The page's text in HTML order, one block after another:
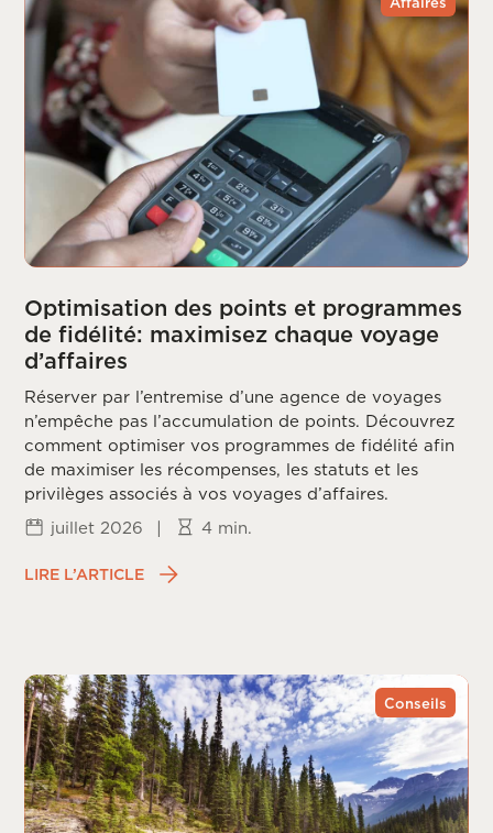
Optimisation des points et programmes
de fidélité: maximisez chaque voyage
d’affaires
Réserver par l’entremise d’une agence de voyages
n’empêche pas l’accumulation de points. Découvrez
comment optimiser vos programmes de fidélité afin
de maximiser les récompenses, les statuts et les
privilèges associés à vos voyages d’affaires.
juillet 2026
| 4 min.
LIRE L’ARTICLE
Conseils